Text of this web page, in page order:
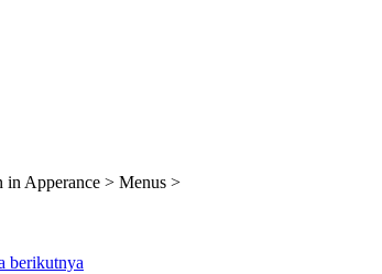
in Apperance > Menus >
berikutnya